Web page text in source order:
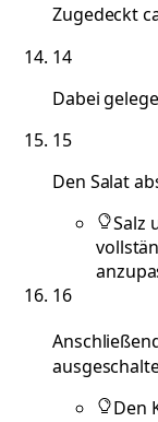
Zugedeckt
14
Dabei
15
Den Salat
Salz
16
Den